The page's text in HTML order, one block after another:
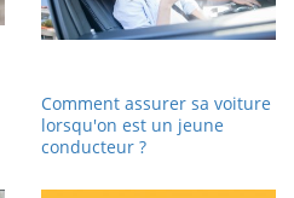
Comment assurer sa voiture
lorsqu'on est un jeune
conducteur ?